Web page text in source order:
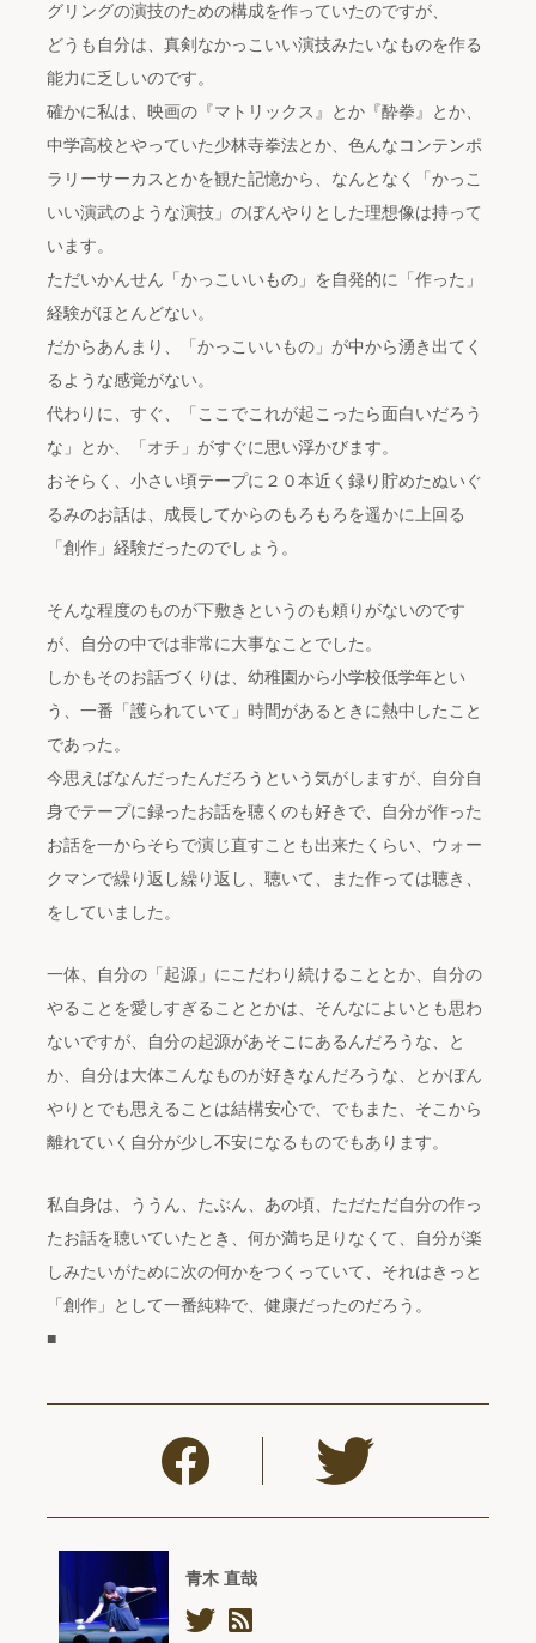
グリングの演技のための構成を作っていたのですが、
どうも自分は、真剣なかっこいい演技みたいなものを作る
能力に乏しいのです。
確かに私は、映画の『マトリックス』とか『酔拳』とか、
中学高校とやっていた少林寺拳法とか、色んなコンテンポ
ラリーサーカスとかを観た記憶から、なんとなく「かっこ
いい演武のような演技」のぼんやりとした理想像は持って
います。
ただいかんせん「かっこいいもの」を自発的に「作った」
経験がほとんどない。
だからあんまり、「かっこいいもの」が中から湧き出てく
るような感覚がない。
代わりに、すぐ、「ここでこれが起こったら面白いだろう
な」とか、「オチ」がすぐに思い浮かびます。
おそらく、小さい頃テープに２０本近く録り貯めたぬいぐ
るみのお話は、成長してからのもろもろを遥かに上回る
「創作」経験だったのでしょう。
そんな程度のものが下敷きというのも頼りがないのです
が、自分の中では非常に大事なことでした。
しかもそのお話づくりは、幼稚園から小学校低学年とい
う、一番「護られていて」時間があるときに熱中したこと
であった。
今思えばなんだったんだろうという気がしますが、自分自
身でテープに録ったお話を聴くのも好きで、自分が作った
お話を一からそらで演じ直すことも出来たくらい、ウォー
クマンで繰り返し繰り返し、聴いて、また作っては聴き、
をしていました。
一体、自分の「起源」にこだわり続けることとか、自分の
やることを愛しすぎることとかは、そんなによいとも思わ
ないですが、自分の起源があそこにあるんだろうな、と
か、自分は大体こんなものが好きなんだろうな、とかぼん
やりとでも思えることは結構安心で、でもまた、そこから
離れていく自分が少し不安になるものでもあります。
私自身は、ううん、たぶん、あの頃、ただただ自分の作っ
たお話を聴いていたとき、何か満ち足りなくて、自分が楽
しみたいがために次の何かをつくっていて、それはきっと
「創作」として一番純粋で、健康だったのだろう。
■
青木 直哉